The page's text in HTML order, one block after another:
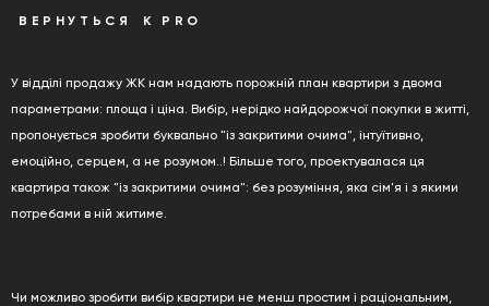
ВЕРНУТЬСЯ
­ К
­ PRO
У відділі продажу ЖК нам надають порожній план квартири з двома
параметрами: площа і ціна. Вибір, нерідко найдорожчої покупки в житті,
пропонується зробити буквально "із закритими очима", інтуїтивно,
емоційно, серцем, а не розумом..! Більше того, проектувалася ця
квартира також "із закритими очима": без розуміння, яка сім'я і з якими
потребами в ній житиме.
Чи можливо зробити вибір квартири не менш простим і раціональним,